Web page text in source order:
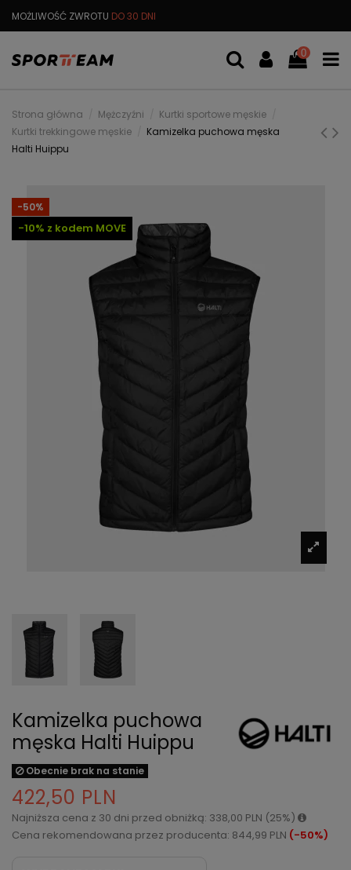
MOŻLIWOŚĆ ZWROTU DO 30 DNI
0
Strona główna Mężczyźni
Kurtki sportowe męskie
Kurtki trekkingowe męskie
Kamizelka puchowa męska
Halti Huippu
-50%
-10% z kodem MOVE
Kamizelka puchowa
męska Halti Huippu
Obecnie brak na stanie
422,50 PLN
Najniższa cena z 30 dni przed obniżką: 338,00 PLN (25%)
Cena rekomendowana przez producenta: 844,99 PLN (-50%)